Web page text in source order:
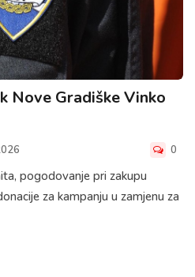
Nove Gradiške Vinko
0
pogodovanje pri zakupu
za kampanju u zamjenu za